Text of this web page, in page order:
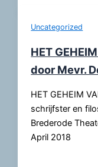
Uncategorized
HET
door Mevr.
HET GEHEIM
schrijfster en
Brederode
April 2018